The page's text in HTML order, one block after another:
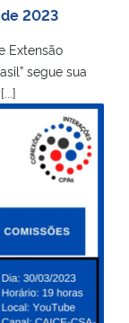
2023
Extensão
segue sua